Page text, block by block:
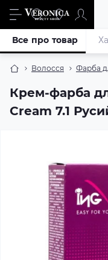
Волосся Фарба
Крем-фарба
Cream 7.1
Все про товар